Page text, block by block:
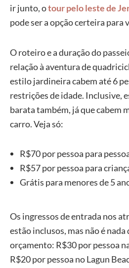
ir junto, otour pelo leste de
pode ser a opção certeira para
O roteiro e a duração do
relação à aventura de
estilo jardineira cabem até 6
restrições de idade. Inclusive,
barata também, já que cabem
carro. Veja só:
R$70 por pessoa para
R$57 por pessoa para
Grátis para menores de 5
Os ingressos de entrada nos
estão inclusos, mas não é nada
orçamento: R$30 por pessoa
R$20 por pessoa no Lagun